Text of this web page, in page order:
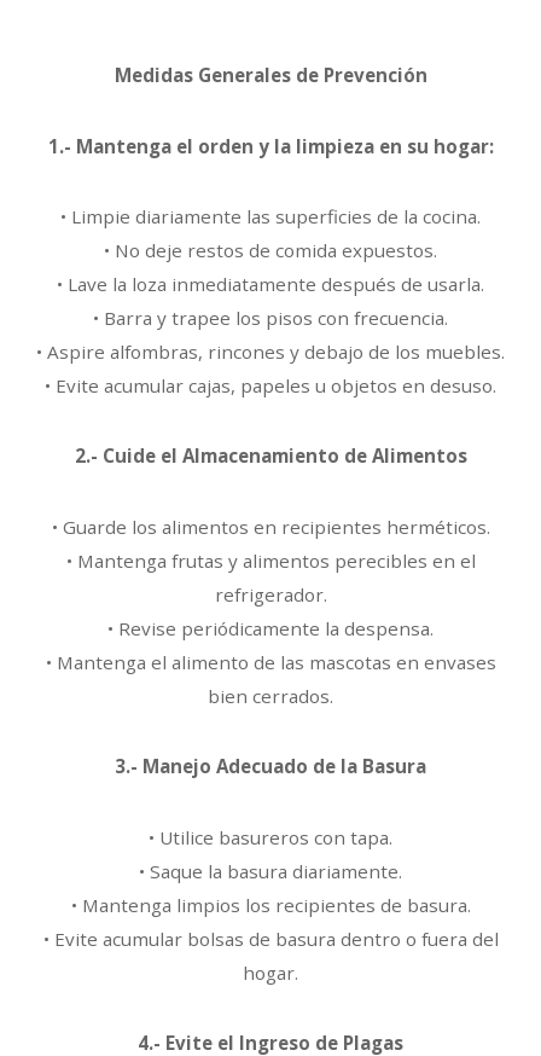
Medidas Generales de Prevención
1.- Mantenga el orden y la limpieza en su hogar:
• Limpie diariamente las superficies de la cocina.
• No deje restos de comida expuestos.
• Lave la loza inmediatamente después de usarla.
• Barra y trapee los pisos con frecuencia.
• Aspire alfombras, rincones y debajo de los muebles.
• Evite acumular cajas, papeles u objetos en desuso.
2.- Cuide el Almacenamiento de Alimentos
• Guarde los alimentos en recipientes herméticos.
• Mantenga frutas y alimentos perecibles en el
refrigerador.
• Revise periódicamente la despensa.
• Mantenga el alimento de las mascotas en envases
bien cerrados.
3.- Manejo Adecuado de la Basura
• Utilice basureros con tapa.
• Saque la basura diariamente.
• Mantenga limpios los recipientes de basura.
• Evite acumular bolsas de basura dentro o fuera del
hogar.
4.- Evite el Ingreso de Plagas